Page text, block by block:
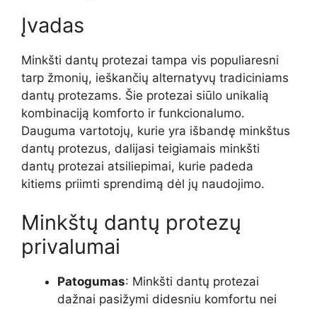
Įvadas
Minkšti dantų protezai tampa vis populiaresni
tarp žmonių, ieškančių alternatyvų tradiciniams
dantų protezams. Šie protezai siūlo unikalią
kombinaciją komforto ir funkcionalumo.
Dauguma vartotojų, kurie yra išbandę minkštus
dantų protezus, dalijasi teigiamais minkšti
dantų protezai atsiliepimai, kurie padeda
kitiems priimti sprendimą dėl jų naudojimo.
Minkštų dantų protezų
privalumai
Patogumas: Minkšti dantų protezai
dažnai pasižymi didesniu komfortu nei